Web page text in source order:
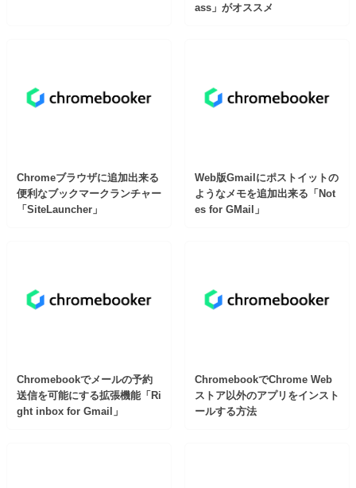
ass」がオススメ
Chromeブラウザに追加出来る
便利なブックマークランチャー
「SiteLauncher」
Web版Gmailにポストイットの
ようなメモを追加出来る「Not
es for GMail」
Chromebookでメールの予約
送信を可能にする拡張機能「Ri
ght inbox for Gmail」
ChromebookでChrome Web
ストア以外のアプリをインスト
ールする方法